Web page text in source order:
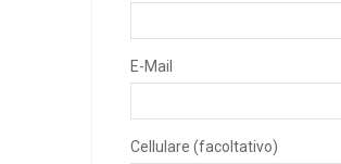
E-Mail
Cellulare (facoltativo)